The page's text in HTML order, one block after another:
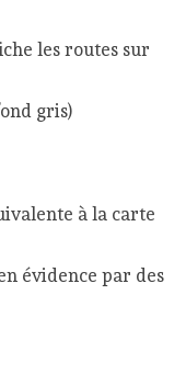
les routes sur
gris)
à la carte
évidence par des